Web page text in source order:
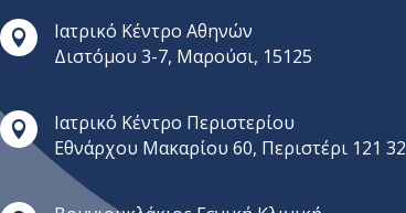

Ιατρικό Κέντρο Αθηνών
Διστόμου 3-7, Μαρούσι, 15125

Ιατρικό Κέντρο Περιστερίου
Εθνάρχου Μακαρίου 60, Περιστέρι 121 32